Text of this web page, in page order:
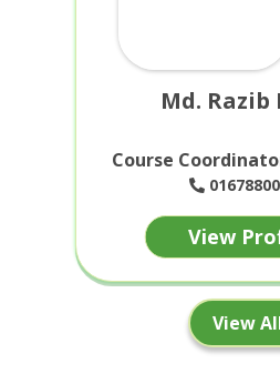
Md. Razib
Course
View
View